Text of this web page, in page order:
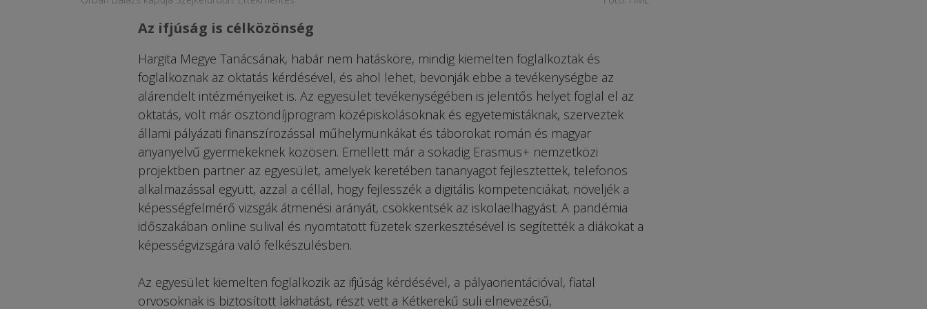
Az ifjúság is célközönség
Hargita Megye Tanácsának, habár nem hatásköre, mindig kiemelten foglalkoztak és
foglalkoznak az oktatás kérdésével, és ahol lehet, bevonják ebbe a tevékenységbe az
alárendelt intézményeiket is. Az egyesület tevékenységében is jelentős helyet foglal el az
oktatás, volt már ösztöndíjprogram középiskolásoknak és egyetemistáknak, szerveztek
állami pályázati finanszírozással műhelymunkákat és táborokat román és magyar
anyanyelvű gyermekeknek közösen. Emellett már a sokadig Erasmus+ nemzetközi
projektben partner az egyesület, amelyek keretében tananyagot fejlesztettek, telefonos
alkalmazással együtt, azzal a céllal, hogy fejlesszék a digitális kompetenciákat, növeljék a
képességfelmérő vizsgák átmenési arányát, csökkentsék az iskolaelhagyást. A pandémia
időszakában online sulival és nyomtatott füzetek szerkesztésével is segítették a diákokat a
képességvizsgára való felkészülésben.
Az egyesület kiemelten foglalkozik az ifjúság kérdésével, a pályaorientációval, fiatal
orvosoknak is biztosított lakhatást, részt vett a Kétkerekű suli elnevezésű,